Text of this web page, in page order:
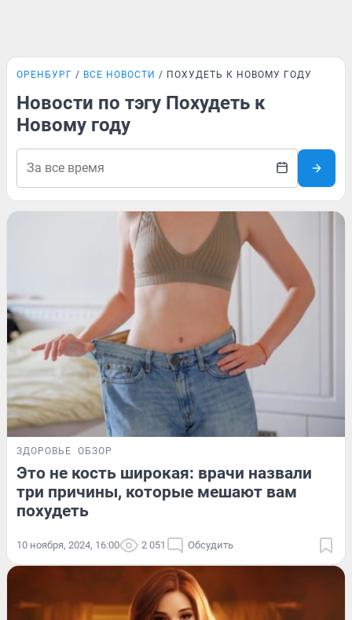
ОРЕНБУРГ ВСЕ НОВОСТИ ПОХУДЕТЬ К НОВОМУ ГОДУ
Новости по тэгу Похудеть к
Новому году
ЗДОРОВЬЕ ОБЗОР
Это не кость широкая: врачи назвали
три причины, которые мешают вам
похудеть
10 ноября, 2024, 16:00 2 051 Обсудить